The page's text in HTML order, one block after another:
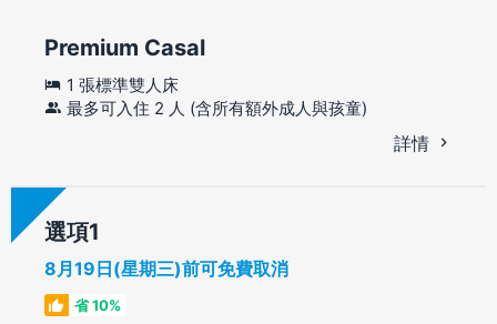
Premium Casal
1 張標準雙人床
最多可入住 2 人 (含所有額外成人與孩童)
詳情
選項
8月19日(星期三)前可免費取消
省 10%